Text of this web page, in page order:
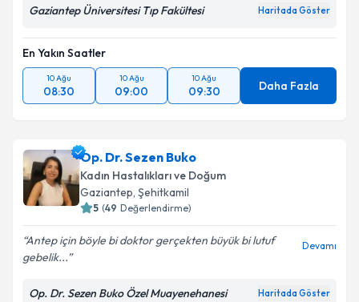
Gaziantep Üniversitesi Tıp Fakültesi Haritada Göster
En Yakın Saatler
10 Ağu
08:30
10 Ağu
09:00
10 Ağu
09:30 Daha Fazla
Op. Dr. Sezen Buko
Kadın Hastalıkları ve Doğum
Gaziantep, Şehitkamil
5 (49 Değerlendirme)
Antep için böyle bi doktor gerçekten büyük bi lutuf
gebelik...
Devamı
Op. Dr. Sezen Buko Özel Muayenehanesi Haritada Göster